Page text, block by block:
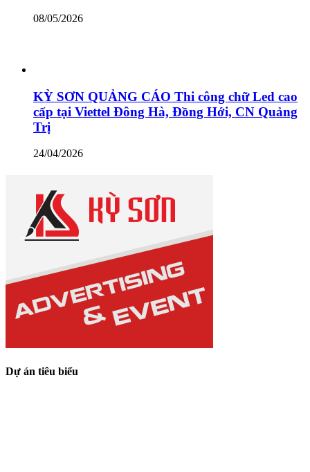
08/05/2026
KỲ SƠN QUẢNG CÁO Thi công chữ Led cao
cấp tại Viettel Đông Hà, Đồng Hới, CN Quảng
Trị
24/04/2026
Dự án tiêu biểu